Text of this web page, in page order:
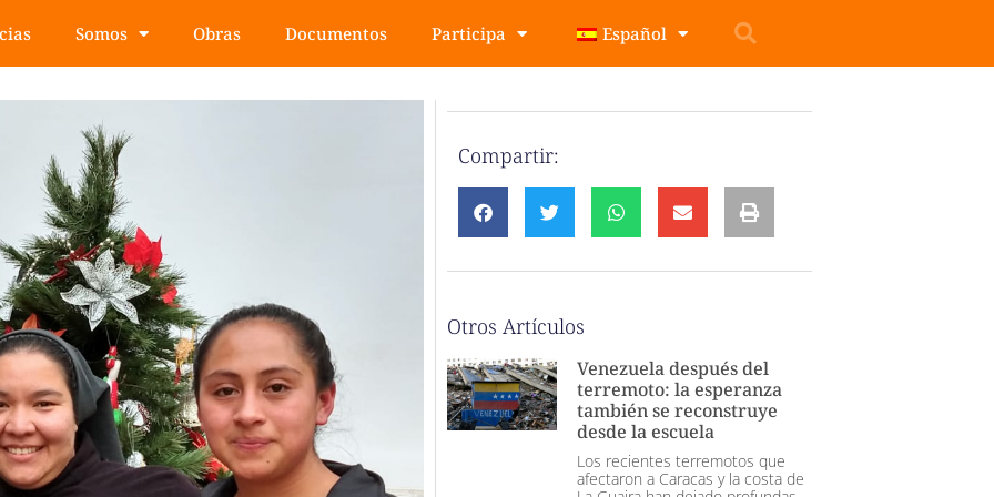
Somos Obras Documentos Participa Español
Compartir:
Otros Artículos
Venezuela después del
terremoto: la esperanza
también se reconstruye
desde la escuela
Los recientes terremotos que
afectaron a Caracas y la costa de